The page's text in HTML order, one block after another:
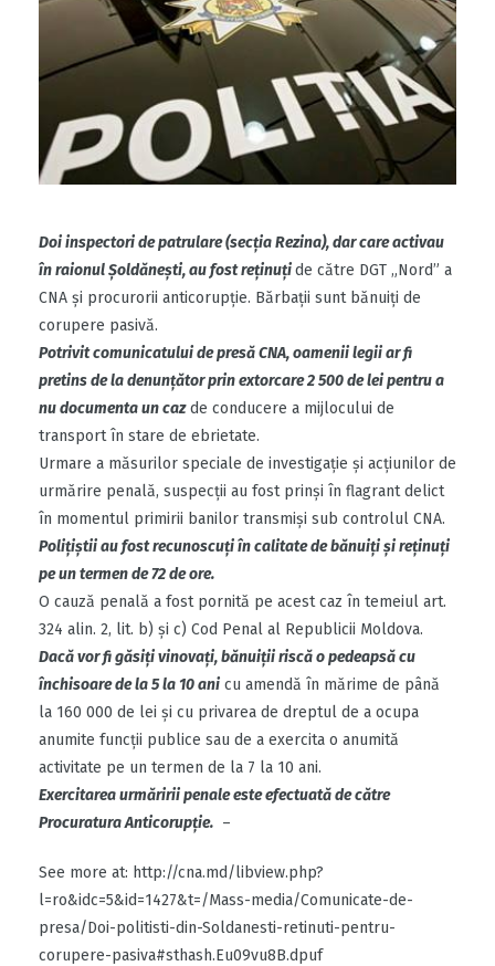
Doi inspectori de patrulare (secția Rezina), dar care activau
în raionul Şoldăneşti, au fost reţinuţide către DGT „Nord” a
CNA şi procurorii anticorupţie. Bărbaţii sunt bănuiţi de
corupere pasivă.
Potrivit comunicatului de presă CNA, oamenii legii ar fi
pretins de la denunţător prin extorcare 2 500 de lei pentru a
nu documenta un cazde conducere a mijlocului de
transport în stare de ebrietate.
Urmare a măsurilor speciale de investigaţie și acţiunilor de
urmărire penală, suspecţii au fost prinşi în flagrant delict
în momentul primirii banilor transmişi sub controlul CNA.
Poliţiştii au fost recunoscuţi în calitate de bănuiţi şi reţinuţi
pe un termen de 72 de ore.
O cauză penală a fost pornită pe acest caz în temeiul art.
324 alin. 2, lit. b) şi c) Cod Penal al Republicii Moldova.
Dacă vor fi găsiţi vinovaţi, bănuiţii riscă o pedeapsă cu
închisoare de la 5 la 10 ani cu amendă în mărime de până
la 160 000 de lei şi cu privarea de dreptul de a ocupa
anumite funcţii publice sau de a exercita o anumită
activitate pe un termen de la 7 la 10 ani.
Exercitarea urmăririi penale este efectuată de către
Procuratura Anticorupţie. –
See more at: http://cna.md/libview.php?
l=ro&idc=5&id=1427&t=/Mass-media/Comunicate-de-
presa/Doi-politisti-din-Soldanesti-retinuti-pentru-
corupere-pasiva#sthash.Eu09vu8B.dpuf